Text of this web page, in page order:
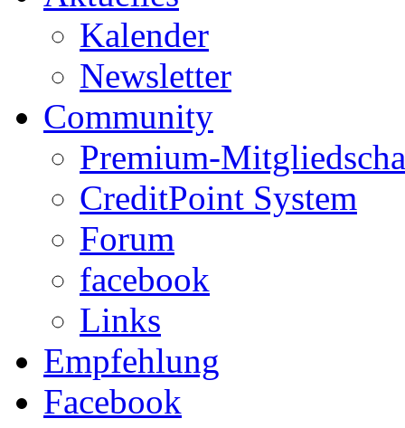
Kalender
Newsletter
Community
Premium-
CreditPoint System
Forum
facebook
Links
Empfehlung
Facebook